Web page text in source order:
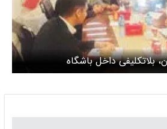
بلاتکلیفی داخل باشگاه